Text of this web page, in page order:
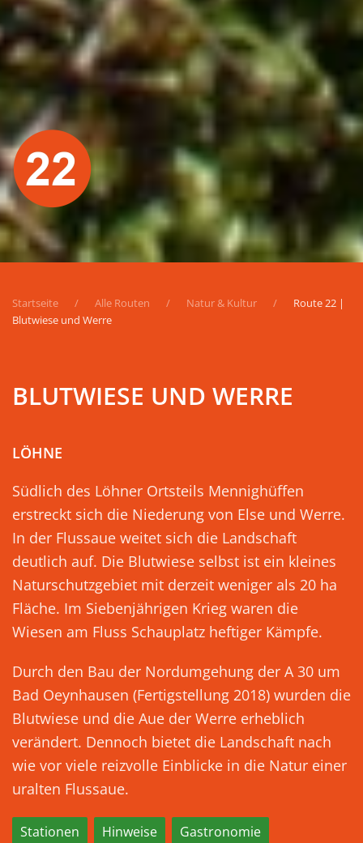
Startseite Alle Routen Natur & Kultur
Route 22 |
Blutwiese und Werre
BLUTWIESE UND WERRE
LÖHNE
Südlich des Löhner Ortsteils Mennighüffen
erstreckt sich die Niederung von Else und Werre.
In der Flussaue weitet sich die Landschaft
deutlich auf. Die Blutwiese selbst ist ein kleines
Naturschutzgebiet mit derzeit weniger als 20 ha
Fläche. Im Siebenjährigen Krieg waren die
Wiesen am Fluss Schauplatz heftiger Kämpfe.
Durch den Bau der Nordumgehung der A 30 um
Bad Oeynhausen (Fertigstellung 2018) wurden die
Blutwiese und die Aue der Werre erheblich
verändert. Dennoch bietet die Landschaft nach
wie vor viele reizvolle Einblicke in die Natur einer
uralten Flussaue.
Stationen Hinweise Gastronomie